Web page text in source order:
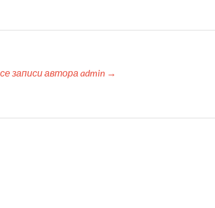
записи автора admin →